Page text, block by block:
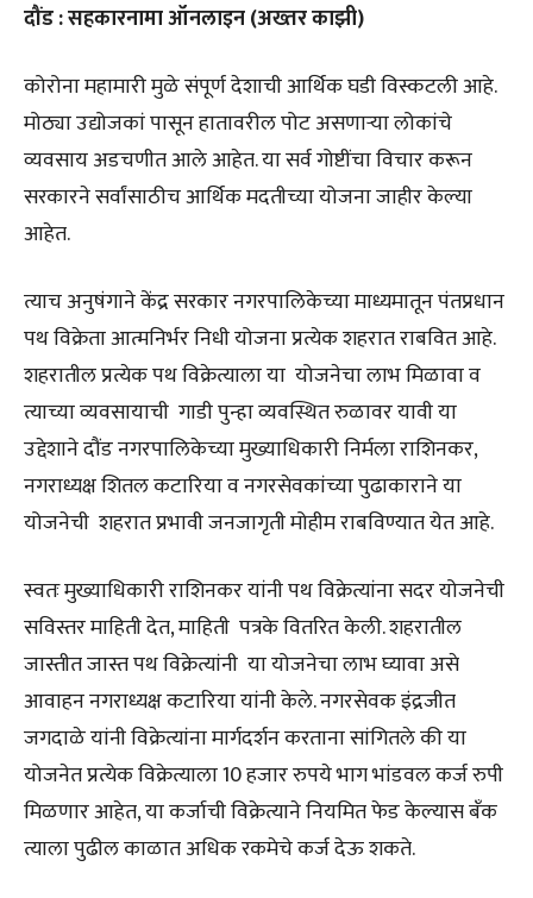
दौंड : सहकारनामा ऑनलाइन (अख्तर काझी)
कोरोना महामारी मुळे संपूर्ण देशाची आर्थिक घडी विस्कटली आहे.
मोठ्या उद्योजकां पासून हातावरील पोट असणाऱ्या लोकांचे
व्यवसाय अडचणीत आले आहेत. या सर्व गोष्टींचा विचार करून
सरकारने सर्वांसाठीच आर्थिक मदतीच्या योजना जाहीर केल्या
आहेत.
त्याच अनुषंगाने केंद्र सरकार नगरपालिकेच्या माध्यमातून पंतप्रधान
पथ विक्रेता आत्मनिर्भर निधी योजना प्रत्येक शहरात राबवित आहे.
शहरातील प्रत्येक पथ विक्रेत्याला या योजनेचा लाभ मिळावा व
त्याच्या व्यवसायाची गाडी पुन्हा व्यवस्थित रुळावर यावी या
उद्देशाने दौंड नगरपालिकेच्या मुख्याधिकारी निर्मला राशिनकर,
नगराध्यक्ष शितल कटारिया व नगरसेवकांच्या पुढाकाराने या
योजनेची शहरात प्रभावी जनजागृती मोहीम राबविण्यात येत आहे.
स्वतः मुख्याधिकारी राशिनकर यांनी पथ विक्रेत्यांना सदर योजनेची
सविस्तर माहिती देत, माहिती पत्रके वितरित केली. शहरातील
जास्तीत जास्त पथ विक्रेत्यांनी या योजनेचा लाभ घ्यावा असे
आवाहन नगराध्यक्ष कटारिया यांनी केले. नगरसेवक इंद्रजीत
जगदाळे यांनी विक्रेत्यांना मार्गदर्शन करताना सांगितले की या
योजनेत प्रत्येक विक्रेत्याला 10 हजार रुपये भाग भांडवल कर्ज रुपी
मिळणार आहेत, या कर्जाची विक्रेत्याने नियमित फेड केल्यास बँक
त्याला पुढील काळात अधिक रकमेचे कर्ज देऊ शकते.